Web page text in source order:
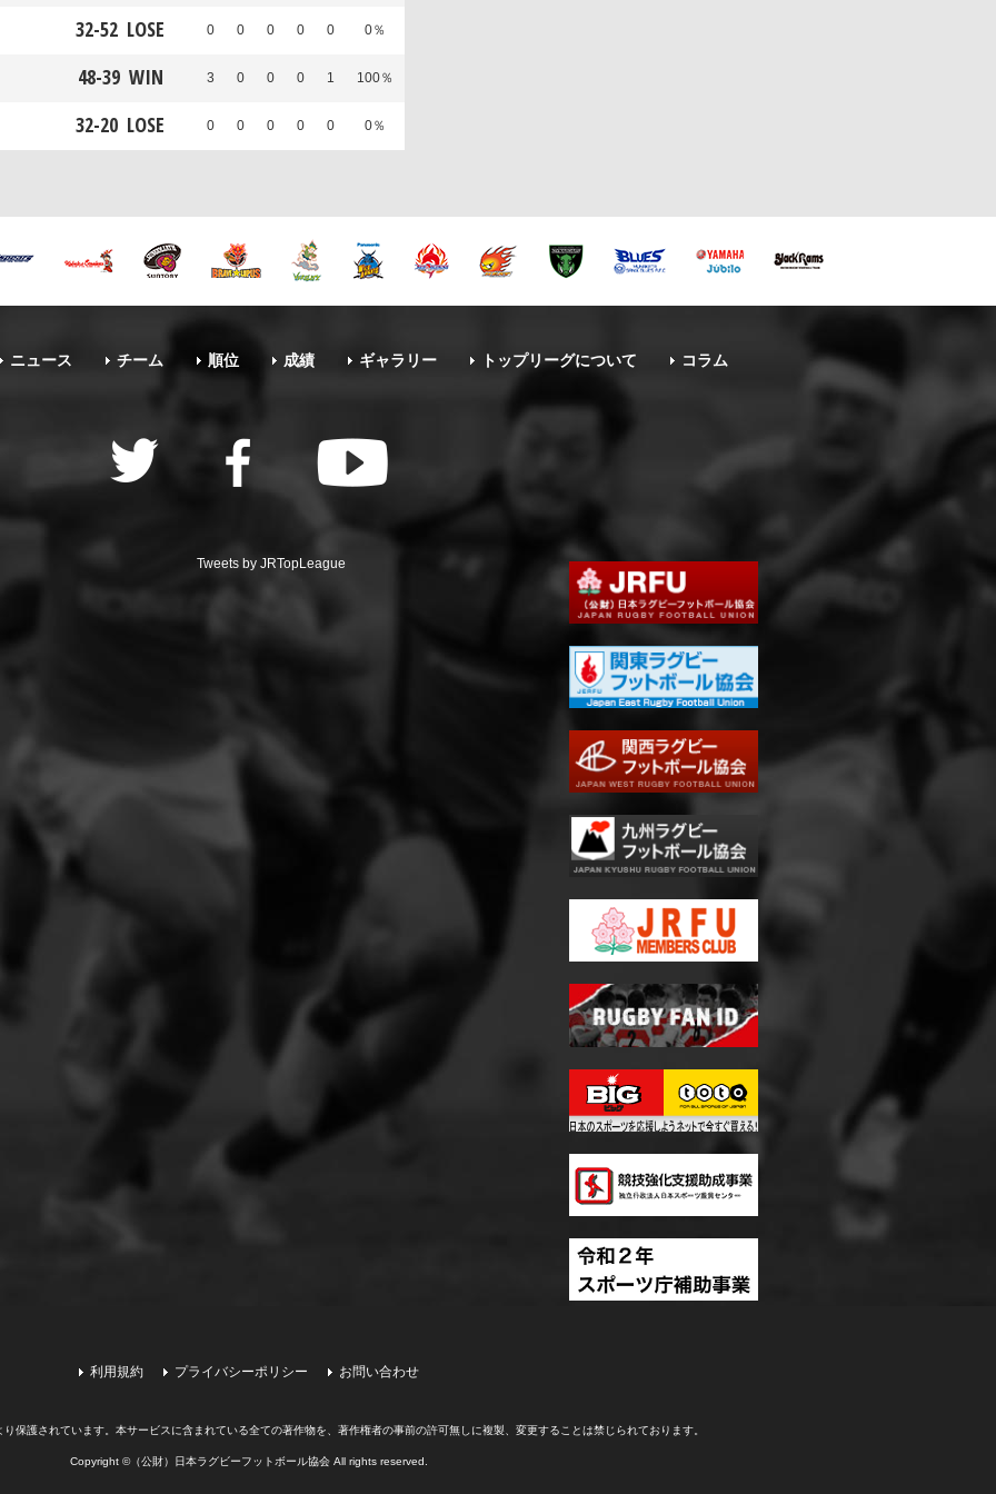
32-52 LOSE 0 0 0 0 0 0％
48-39 WIN 3 0 0 0 1 100％
32-20 LOSE 0 0 0 0 0 0％
ニュース チーム 順位 成績 ギャラリー トップリーグについて コラム
Tweets by JRTopLeague
利用規約 プライバシーポリシー お問い合わせ
保護されています。 本サービスに含まれている全ての著作物を、著作権者の事前の許可無しに複製、変更することは禁じられております。
Copyright ©（公財）日本ラグビーフットボール協会 All rights reserved.